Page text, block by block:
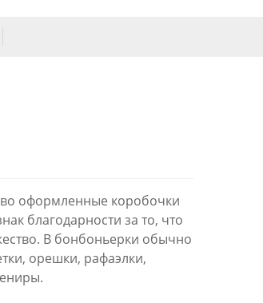
оформленные коробочки
благодарности за то, что
В бонбоньерки обычно
орешки, рафаэлки,